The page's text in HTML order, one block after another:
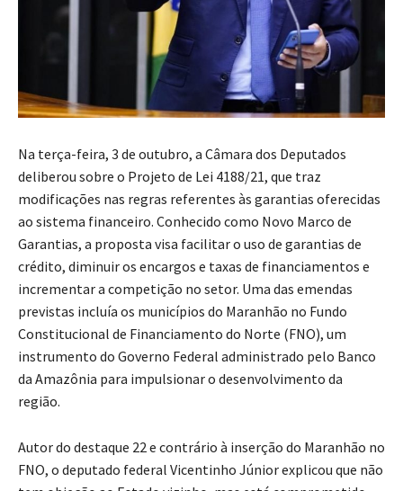
Na terça-feira, 3 de outubro, a Câmara dos Deputados
deliberou sobre o Projeto de Lei 4188/21, que traz
modificações nas regras referentes às garantias oferecidas
ao sistema financeiro. Conhecido como Novo Marco de
Garantias, a proposta visa facilitar o uso de garantias de
crédito, diminuir os encargos e taxas de financiamentos e
incrementar a competição no setor. Uma das emendas
previstas incluía os municípios do Maranhão no Fundo
Constitucional de Financiamento do Norte (FNO), um
instrumento do Governo Federal administrado pelo Banco
da Amazônia para impulsionar o desenvolvimento da
região.
Autor do destaque 22 e contrário à inserção do Maranhão no
FNO, o deputado federal Vicentinho Júnior explicou que não